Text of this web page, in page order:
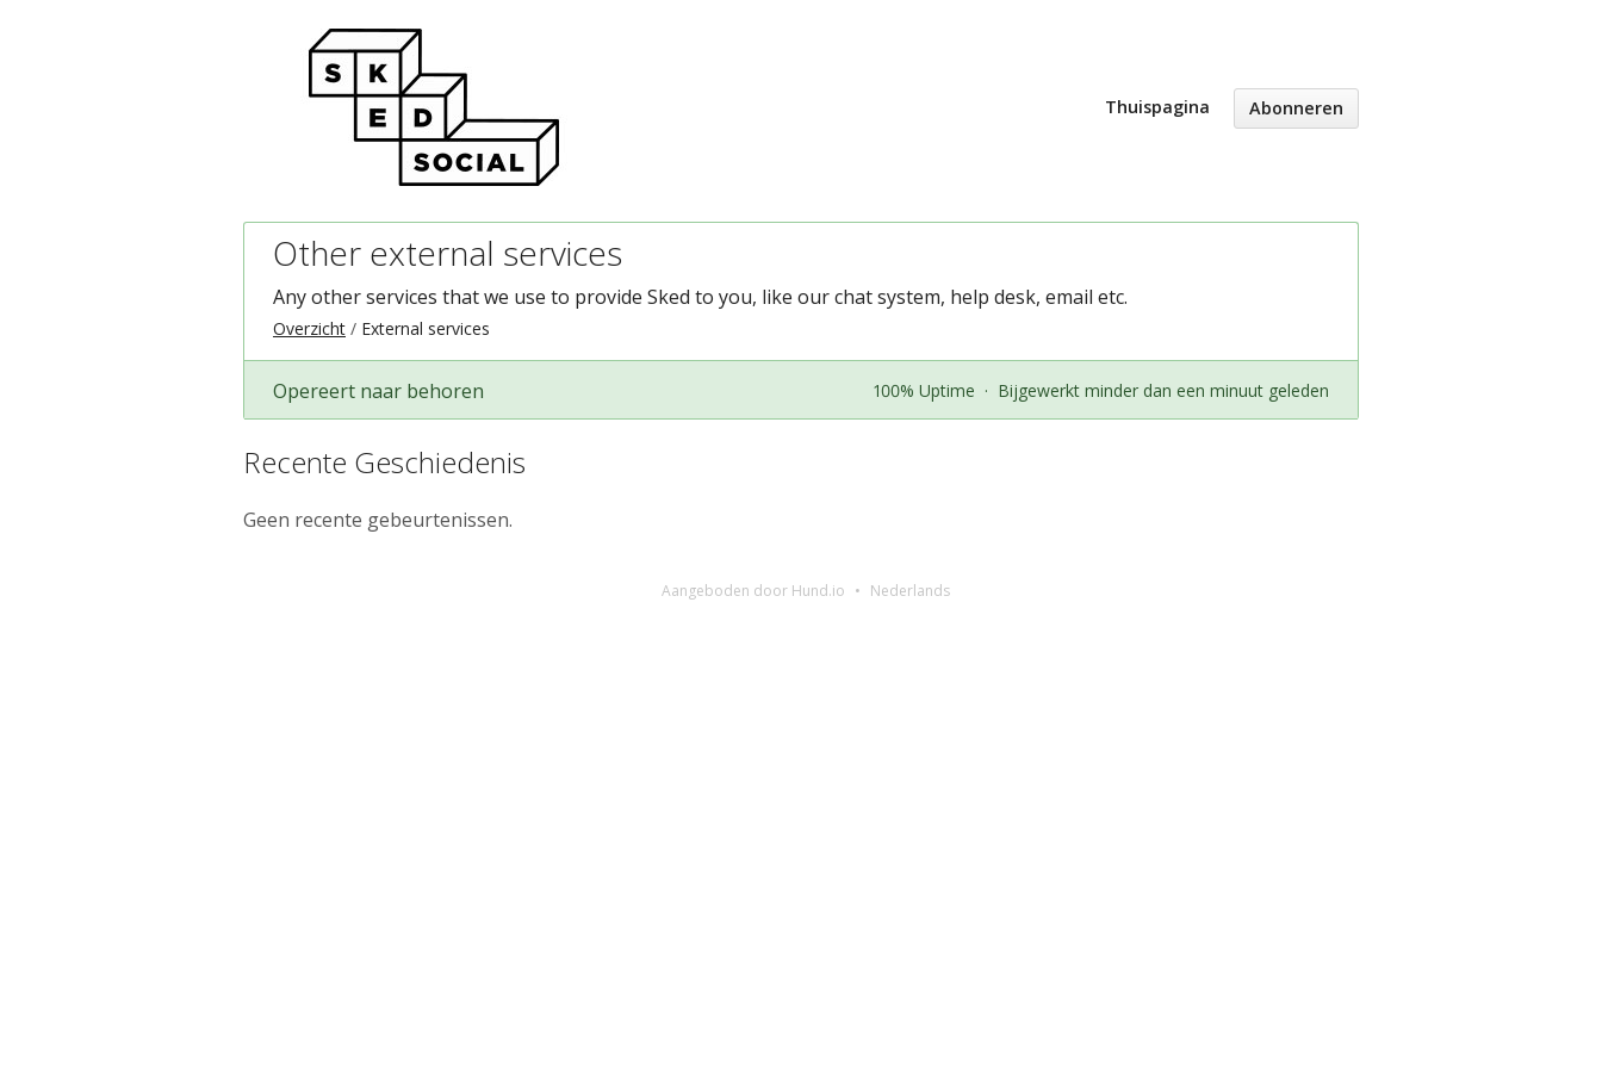
Thuispagina Abonneren
Other external services
Any other services that we use to provide Sked to you, like our chat system, help desk, email etc.
Overzicht External services
Opereert naar behoren 100% Uptime · Bijgewerkt minder dan een minuut geleden
Recente Geschiedenis
Geen recente gebeurtenissen.
Aangeboden door Hund.io Nederlands